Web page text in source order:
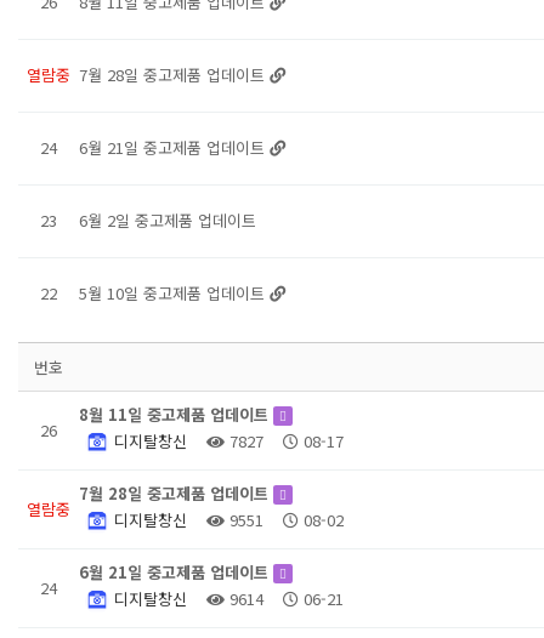
열람중 7월 28일 중고제품 업데이트
24 6월 21일 중고제품 업데이트
23 6월 2일 중고제품 업데이트
22 5월 10일 중고제품 업데이트
번호
26
8월 11일 중고제품 업데이트
디지탈창신
7827 08-17
열람중
7월 28일 중고제품 업데이트
디지탈창신
9551 08-02
24
6월 21일 중고제품 업데이트
디지탈창신
9614 06-21